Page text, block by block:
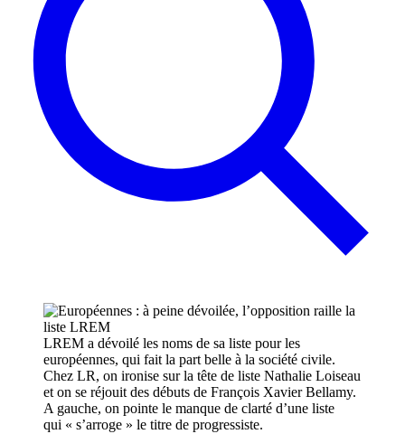
LREM a dévoilé les noms de sa liste pour les
européennes, qui fait la part belle à la société civile.
Chez LR, on ironise sur la tête de liste Nathalie Loiseau
et on se réjouit des débuts de François Xavier Bellamy.
A gauche, on pointe le manque de clarté d’une liste
qui « s’arroge » le titre de progressiste.